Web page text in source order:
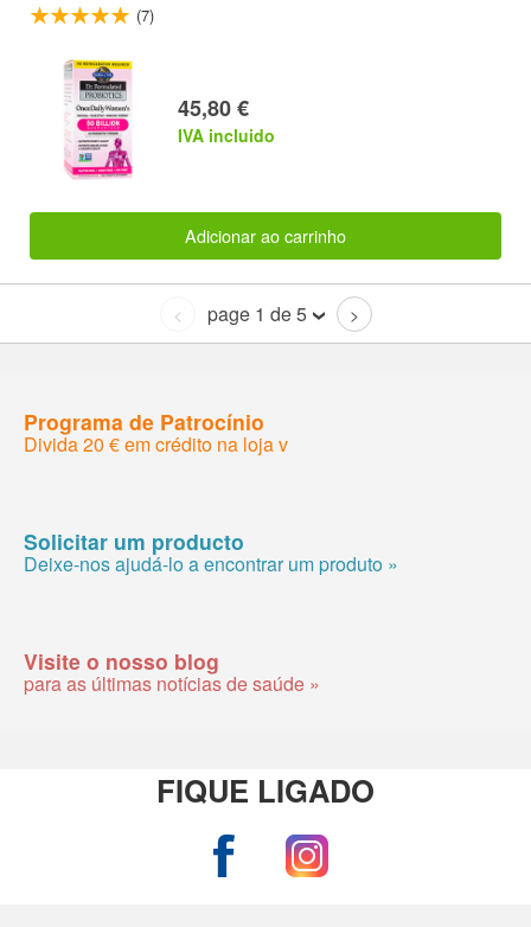
(7)
45,80 €
IVA incluido
Adicionar ao carrinho
< page 1 de 5 >
Programa de Patrocínio
Divida 20 € em crédito na loja v
Solicitar um producto
Deixe-nos ajudá-lo a encontrar um produto »
Visite o nosso blog
para as últimas notícias de saúde »
FIQUE LIGADO